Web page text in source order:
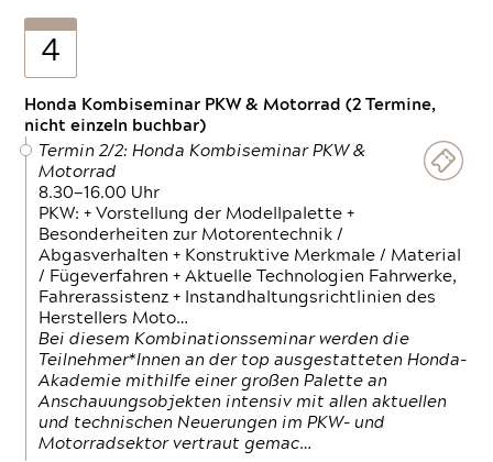
4
Honda Kombiseminar PKW & Motorrad (2 Termine,
nicht einzeln buchbar)
Termin 2/2: Honda Kombiseminar PKW &
Motorrad
8.30—16.00 Uhr
PKW: + Vorstellung der Modellpalette +
Besonderheiten zur Motorentechnik /
Abgasverhalten + Konstruktive Merkmale / Material
/ Fügeverfahren + Aktuelle Technologien Fahrwerke,
Fahrerassistenz + Instandhaltungsrichtlinien des
Herstellers Moto…
Bei diesem Kombinationsseminar werden die
Teilnehmer*Innen an der top ausgestatteten Honda-
Akademie mithilfe einer großen Palette an
Anschauungsobjekten intensiv mit allen aktuellen
und technischen Neuerungen im PKW- und
Motorradsektor vertraut gemac…